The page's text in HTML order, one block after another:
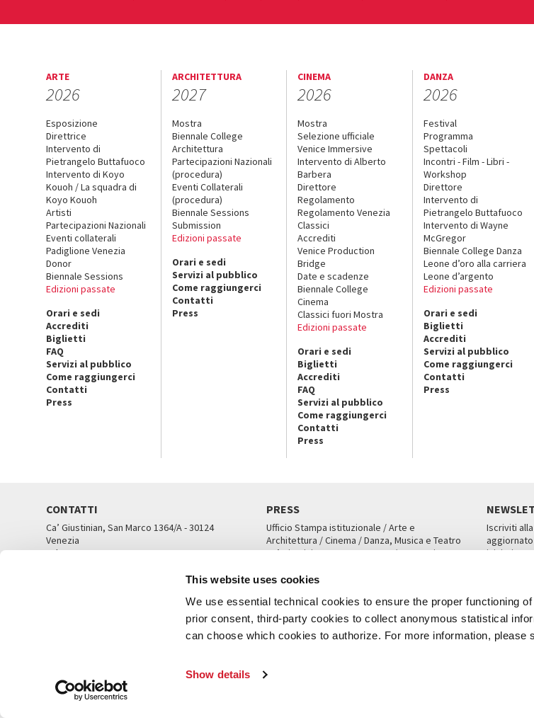
This website uses cookies
We use essential technical cookies to ensure the proper functioning
prior consent, third-party cookies to collect anonymous statistical
can choose which cookies to authorize. For more information, please
Show details
ARTE
2026
Esposizione
Direttrice
Intervento di
Pietrangelo Buttafuoco
Intervento di Koyo
Kouoh / La squadra di
Koyo Kouoh
Artisti
Partecipazioni Nazionali
Eventi collaterali
Padiglione Venezia
Donor
Biennale Sessions
Edizioni passate
Orari e sedi
Accrediti
Biglietti
FAQ
Servizi al pubblico
Come raggiungerci
Contatti
Press
ARCHITETTURA
2027
Mostra
Biennale College
Architettura
Partecipazioni Nazionali
(procedura)
Eventi Collaterali
(procedura)
Biennale Sessions
Submission
Edizioni passate
Orari e sedi
Servizi al pubblico
Come raggiungerci
Contatti
Press
CINEMA
2026
Mostra
Selezione ufficiale
Venice Immersive
Intervento di Alberto
Barbera
Direttore
Regolamento
Regolamento Venezia
Classici
Accrediti
Venice Production
Bridge
Date e scadenze
Biennale College
Cinema
Classici fuori Mostra
Edizioni passate
Orari e sedi
Biglietti
Accrediti
FAQ
Servizi al pubblico
Come raggiungerci
Contatti
Press
DANZA
2026
Festival
Programma
Spettacoli
Incontri - Film - Libri -
Workshop
Direttore
Intervento di
Pietrangelo Buttafuoco
Intervento di Wayne
McGregor
Biennale College Danza
Leone d’oro alla carriera
Leone d’argento
Edizioni passate
Orari e sedi
Biglietti
Accrediti
Servizi al pubblico
Come raggiungerci
Contatti
Press
CONTATTI
Ca’ Giustinian, San Marco 1364/A - 30124
Venezia
Tel. 041 5218711
PRESS
Ufficio Stampa istituzionale / Arte e
Architettura / Cinema / Danza, Musica e Teatro
Ca’ Giustinian, San Marco 1364/A, Venezia
UFFICI STAMPA
Iscriviti
iniziative.